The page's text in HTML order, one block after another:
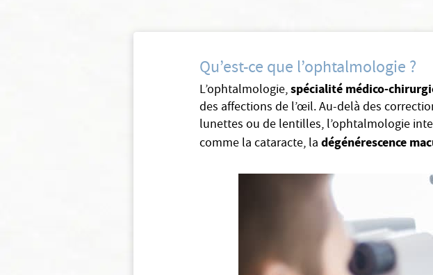
Qu’est-ce que l’ophtalmologie ?
L’ophtalmologie,spécialité médico-
des affections de l’œil. Au-delà des
lunettes ou de lentilles, l’ophtalmologie
comme la cataracte, la dégénérescence